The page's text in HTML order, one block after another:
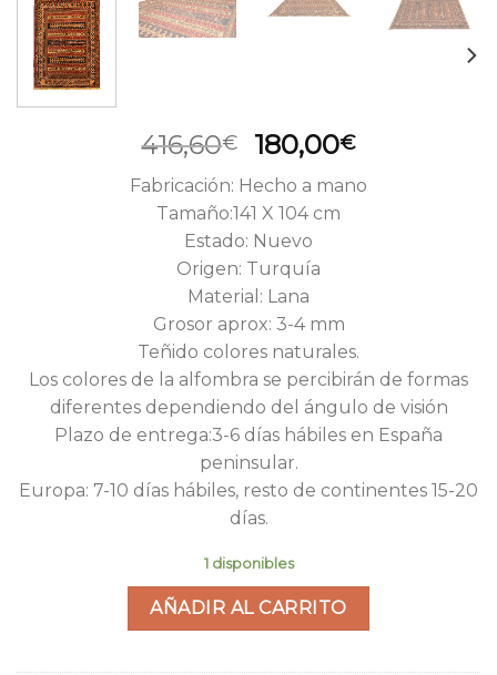
416,60€
El
precio
original
era:
416,60€.
180,00€El
actual
Fabricación: Hecho a mano
Tamaño:141 X 104 cm
Estado: Nuevo
Origen: Turquía
Material: Lana
Grosor aprox: 3-4 mm
Teñido colores naturales.
Los colores de la alfombra se percibirán de formas
diferentes dependiendo del ángulo de visión
Plazo de entrega:3-6 días hábiles en España
peninsular.
Europa: 7-10 días hábiles, resto de continentes 15-20
días.
1 disponibles
AÑADIR AL CARRITO